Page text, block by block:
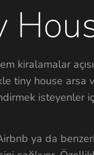
kiralamalar
tiny house arsa
isteyenler
ya da